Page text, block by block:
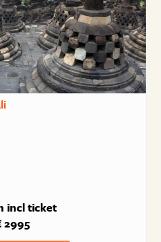
incl ticket
2995